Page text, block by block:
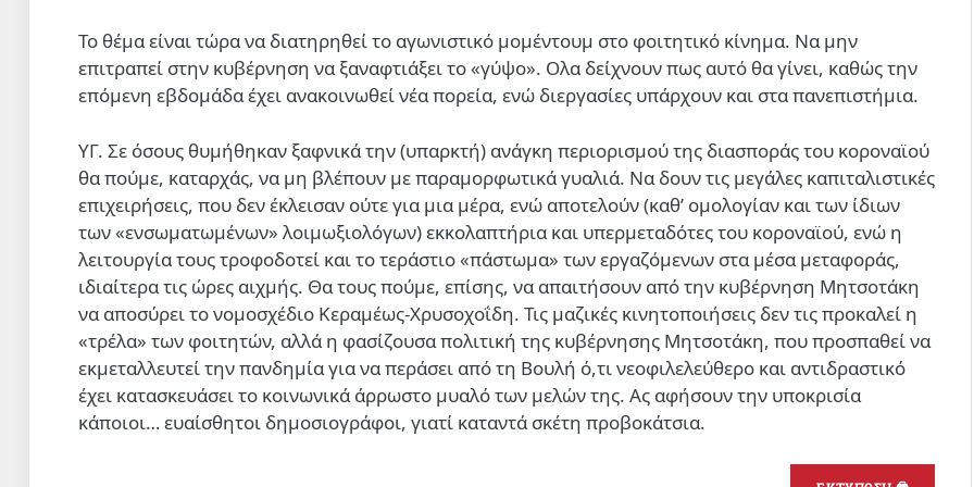
Το θέμα είναι τώρα να διατηρηθεί το αγωνιστικό μομέντουμ στο φοιτητικό κίνημα. Να μην
επιτραπεί στην κυβέρνηση να ξαναφτιάξει το «γύψο». Ολα δείχνουν πως αυτό θα γίνει, καθώς την
επόμενη εβδομάδα έχει ανακοινωθεί νέα πορεία, ενώ διεργασίες υπάρχουν και στα πανεπιστήμια.
ΥΓ. Σε όσους θυμήθηκαν ξαφνικά την (υπαρκτή) ανάγκη περιορισμού της διασποράς του κοροναϊού
θα πούμε, καταρχάς, να μη βλέπουν με παραμορφωτικά γυαλιά. Να δουν τις μεγάλες καπιταλιστικές
επιχειρήσεις, που δεν έκλεισαν ούτε για μια μέρα, ενώ αποτελούν (καθ’ ομολογίαν και των ίδιων
των «ενσωματωμένων» λοιμωξιολόγων) εκκολαπτήρια και υπερμεταδότες του κοροναϊού, ενώ η
λειτουργία τους τροφοδοτεί και το τεράστιο «πάστωμα» των εργαζόμενων στα μέσα μεταφοράς,
ιδιαίτερα τις ώρες αιχμής. Θα τους πούμε, επίσης, να απαιτήσουν από την κυβέρνηση Μητσοτάκη
να αποσύρει το νομοσχέδιο Κεραμέως-Χρυσοχοΐδη. Τις μαζικές κινητοποιήσεις δεν τις προκαλεί η
«τρέλα» των φοιτητών, αλλά η φασίζουσα πολιτική της κυβέρνησης Μητσοτάκη, που προσπαθεί να
εκμεταλλευτεί την πανδημία για να περάσει από τη Βουλή ό,τι νεοφιλελεύθερο και αντιδραστικό
έχει κατασκευάσει το κοινωνικά άρρωστο μυαλό των μελών της. Ας αφήσουν την υποκρισία
κάποιοι… ευαίσθητοι δημοσιογράφοι, γιατί καταντά σκέτη προβοκάτσια.